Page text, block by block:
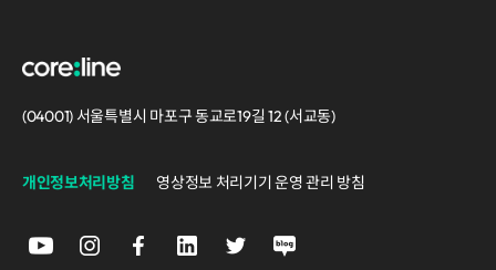
(04001) 서울특별시 마포구 동교로19길 12 (서교동)
개인정보처리방침 영상정보 처리기기 운영 관리 방침